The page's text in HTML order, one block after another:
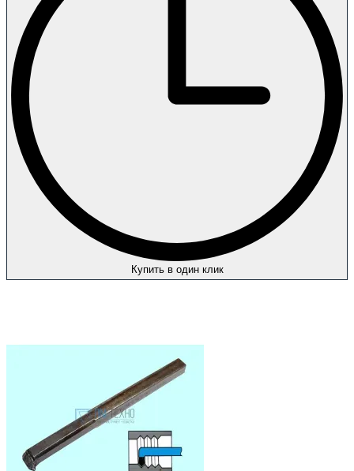
Купить в один клик